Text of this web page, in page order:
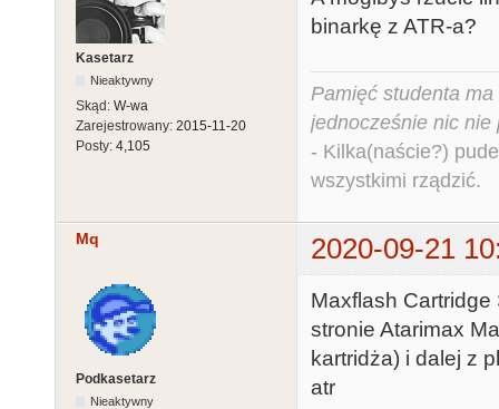
Kasetarz
Nieaktywny
Skąd: W-wa
Zarejestrowany: 2015-11-20
Posty: 4,105
binarkę z ATR-a?
Pamięć studenta
jednocześnie nic nie
- Kilka(naście?)
wszystkimi rządzić.
Mq 2020-09-21
Podkasetarz
Nieaktywny
Maxflash
stronie Atarimax
kartridża) i dalej z
atr